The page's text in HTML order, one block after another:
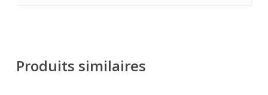
Produits similaires